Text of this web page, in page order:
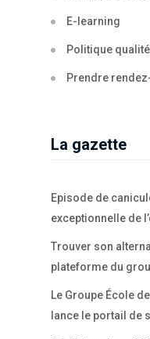
E-learning
Politique qualité
Prendre
La gazette
Episode de
exceptionnelle de
Trouver son
plateforme du
Le Groupe École
lance le portail de